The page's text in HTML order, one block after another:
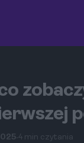
4 min czytania